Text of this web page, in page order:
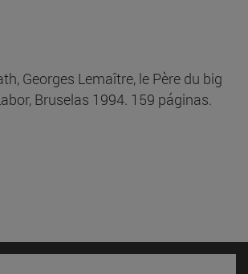
Georges Lemaître, le Père du big
Bruselas 1994. 159 páginas.